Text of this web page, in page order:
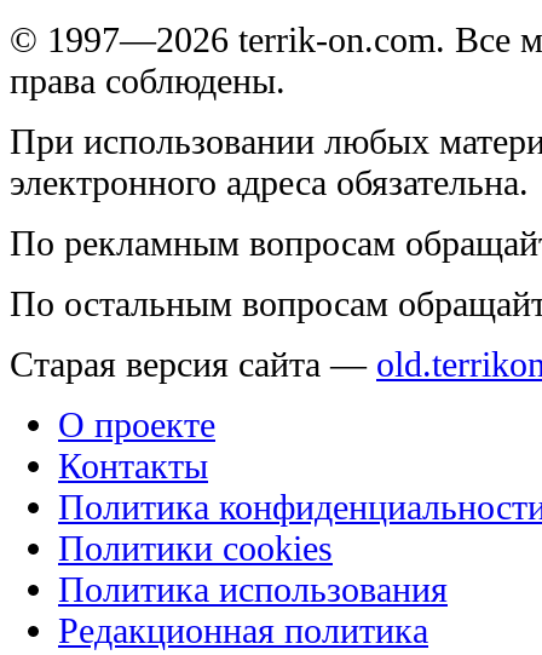
© 1997—2026 terrik-on.com. Все
права соблюдены.
При использовании любых
электронного адреса обязательна.
По рекламным вопросам
По остальным вопросам
Старая версия сайта —
О проекте
Контакты
Политика
Политики cookies
Политика использования
Редакционная политика